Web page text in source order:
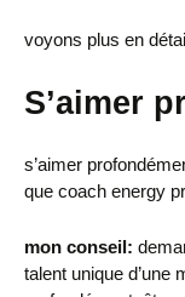
voyons plus en
S’aimer
s’aimer
que coach energy
mon conseil:
talent unique d’une